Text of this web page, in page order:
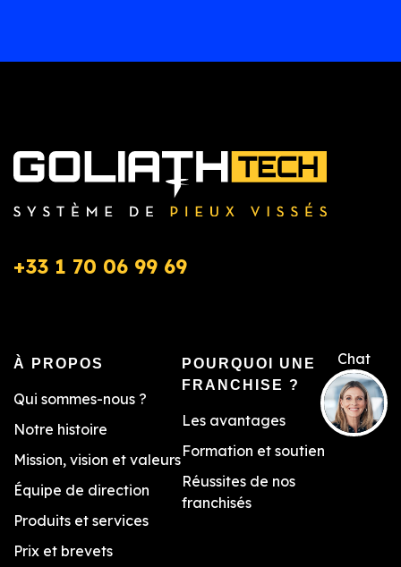
+33 1 70 06 99 69
À PROPOS
Qui sommes-nous ?
Notre histoire
Mission, vision et valeurs
Équipe de direction
Produits et services
Prix et brevets
POURQUOI UNE
FRANCHISE ?
Les avantages
Formation et soutien
Réussites de nos
franchisés